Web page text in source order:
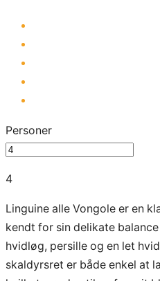
Personer
4
Linguine alle Vongole er en
kendt for sin delikate
hvidløg, persille og en let
skaldyrsret er både enkel at